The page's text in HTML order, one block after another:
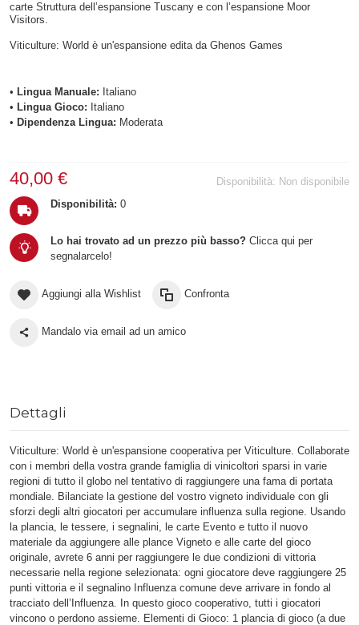
carte Struttura dell’espansione Tuscany e con l’espansione Moor
Visitors.
Viticulture: World è un'espansione edita da Ghenos Games
• Lingua Manuale: Italiano
• Lingua Gioco: Italiano
• Dipendenza Lingua: Moderata
Disponibilità: Non disponibile
40,00 €
Disponibilità: 0
Lo hai trovato ad un prezzo più basso? Clicca qui per
segnalarcelo!
Aggiungi alla Wishlist Confronta
Mandalo via email ad un amico
Dettagli
Viticulture: World è un'espansione cooperativa per Viticulture. Collaborate
con i membri della vostra grande famiglia di vinicoltori sparsi in varie
regioni di tutto il globo nel tentativo di raggiungere una fama di portata
mondiale. Bilanciate la gestione del vostro vigneto individuale con gli
sforzi degli altri giocatori per accumulare influenza sulla regione. Usando
la plancia, le tessere, i segnalini, le carte Evento e tutto il nuovo
materiale da aggiungere alle plance Vigneto e alle carte del gioco
originale, avrete 6 anni per raggiungere le due condizioni di vittoria
necessarie nella regione selezionata: ogni giocatore deve raggiungere 25
punti vittoria e il segnalino Influenza comune deve arrivare in fondo al
tracciato dell’Influenza. In questo gioco cooperativo, tutti i giocatori
vincono o perdono assieme. Elementi di Gioco: 1 plancia di gioco (a due